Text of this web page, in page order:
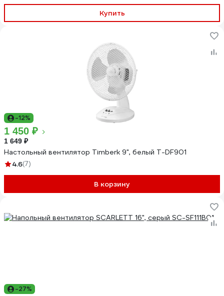
Купить
-12%
1 450 ₽
1 649 ₽
Настольный вентилятор Timberk 9", белый T-DF901
4.6(7)
В корзину
-27%